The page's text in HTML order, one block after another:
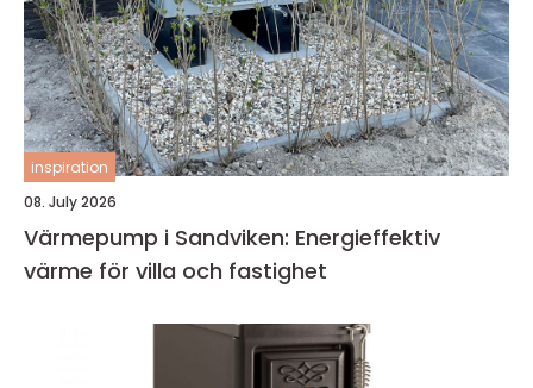
inspiration
08. July 2026
Värmepump i Sandviken: Energieffektiv
värme för villa och fastighet